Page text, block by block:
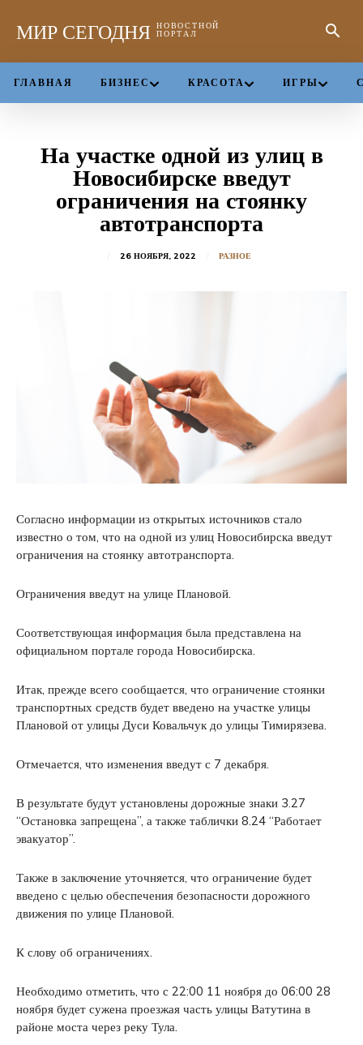
МИР СЕГОДНЯ НОВОСТНОЙ
ПОРТАЛ
ГЛАВНАЯ БИЗНЕС КРАСОТА ИГРЫ
На участке одной из улиц в
Новосибирске введут
ограничения на стоянку
автотранспорта
26 НОЯБРЯ, 2022 РАЗНОЕ
Согласно информации из открытых источников стало
известно о том, что на одной из улиц Новосибирска введут
ограничения на стоянку автотранспорта.
Ограничения введут на улице Плановой.
Соответствующая информация была представлена на
официальном портале города Новосибирска.
Итак, прежде всего сообщается, что ограничение стоянки
транспортных средств будет введено на участке улицы
Плановой от улицы Дуси Ковальчук до улицы Тимирязева.
Отмечается, что изменения введут с 7 декабря.
В результате будут установлены дорожные знаки 3.27
“Остановка запрещена”, а также таблички 8.24 “Работает
эвакуатор”.
Также в заключение уточняется, что ограничение будет
введено с целью обеспечения безопасности дорожного
движения по улице Плановой.
К слову об ограничениях.
Необходимо отметить, что с 22:00 11 ноября до 06:00 28
ноября будет сужена проезжая часть улицы Ватутина в
районе моста через реку Тула.